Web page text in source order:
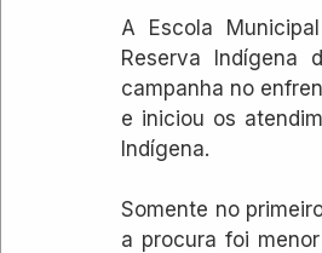
A Escola
Reserva Indígena
campanha no
e iniciou os
Indígena.
Somente no
a procura foi